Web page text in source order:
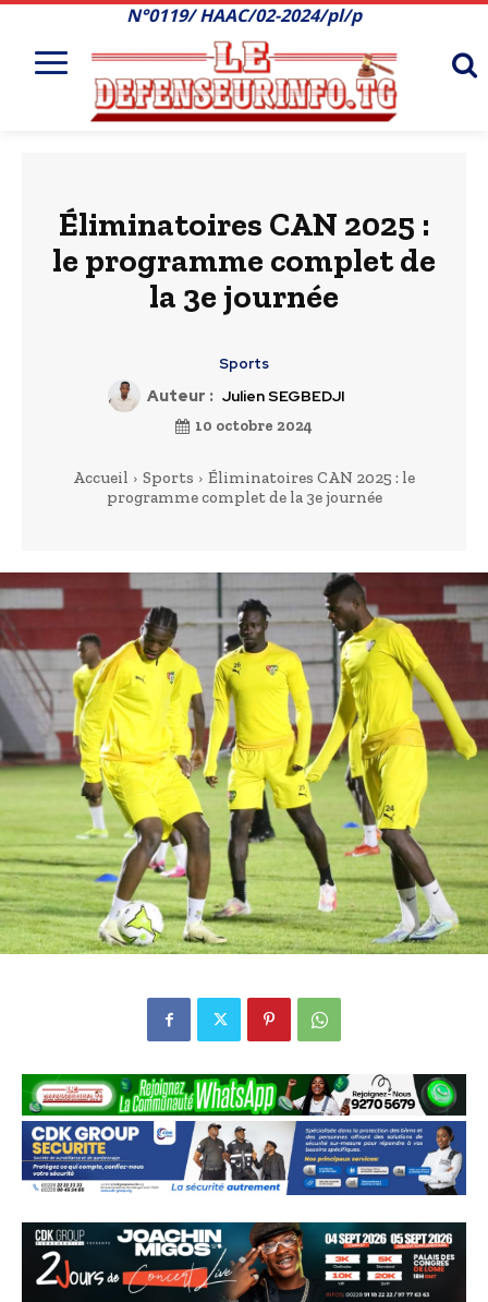
N°0119/ HAAC/02-2024/pl/p
Éliminatoires CAN 2025 :
le programme complet de
la 3e journée
Sports
Auteur : Julien SEGBEDJI
10 octobre 2024
Accueil Sports
Éliminatoires CAN 2025 : le
programme complet de la 3e journée